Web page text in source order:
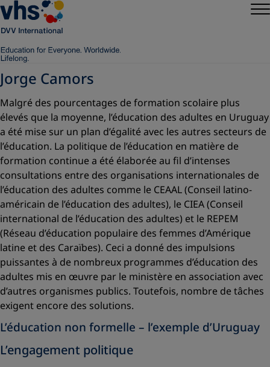
Jorge Camors
Malgré des pourcentages de formation scolaire plus
élevés que la moyenne, l’éducation des adultes en Uruguay
a été mise sur un plan d’égalité avec les autres secteurs de
l’éducation. La politique de l’éducation en matière de
formation continue a été élaborée au fil d’intenses
consultations entre des organisations internationales de
l’éducation des adultes comme le CEAAL (Conseil latino-
américain de l’éducation des adultes), le CIEA (Conseil
international de l’éducation des adultes) et le REPEM
(Réseau d’éducation populaire des femmes d’Amérique
latine et des Caraïbes). Ceci a donné des impulsions
puissantes à de nombreux programmes d’éducation des
adultes mis en œuvre par le ministère en association avec
d’autres organismes publics. Toutefois, nombre de tâches
exigent encore des solutions.
L’éducation non formelle – l’exemple d’Uruguay
L’engagement politique